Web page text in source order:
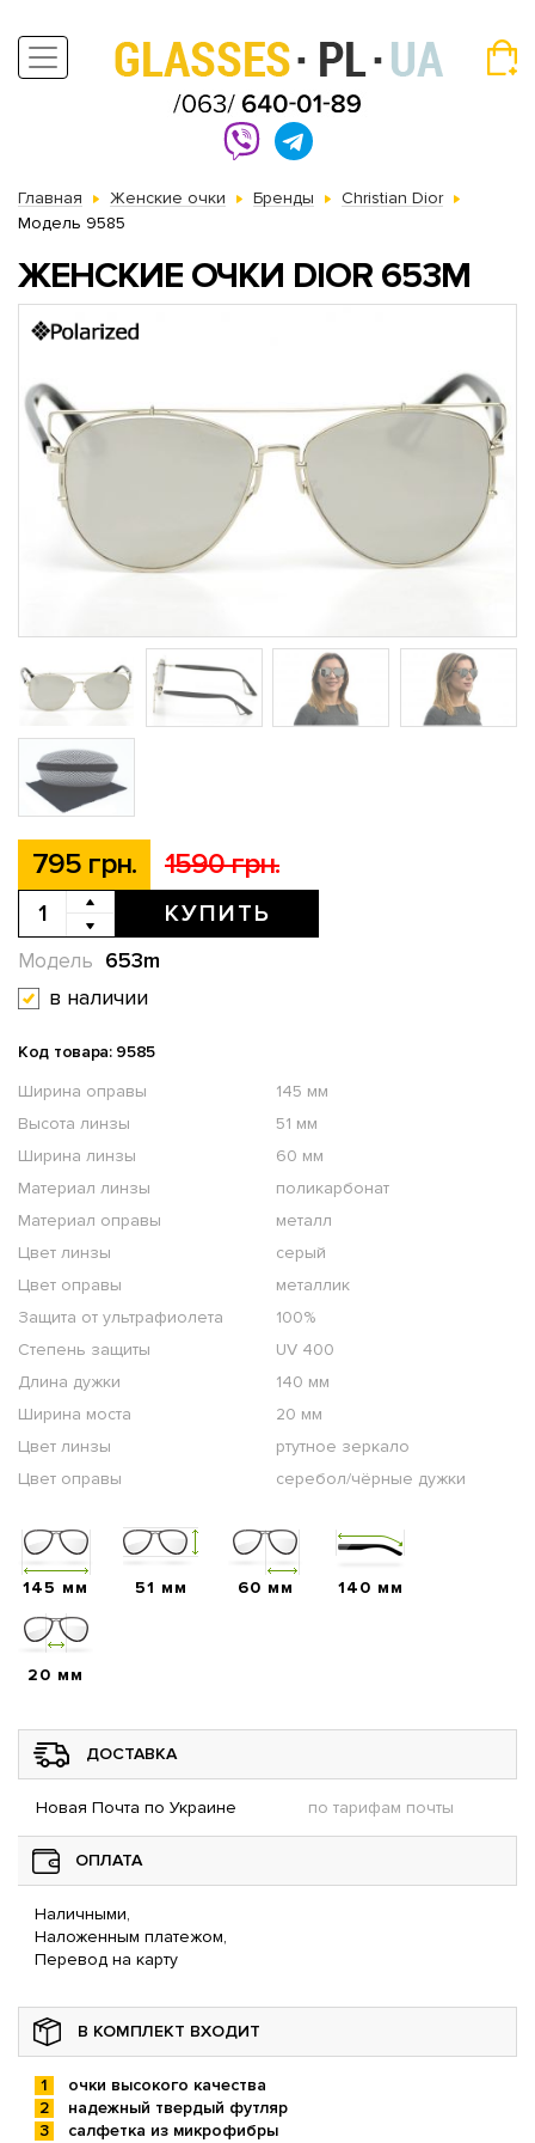
Главная Женские очки Бренды
Christian Dior
Модель 9585
ЖЕНСКИЕ ОЧКИ DIOR 653M
795 грн. 1590 грн.
КУПИТЬ
653m
Модель
в наличии
Код товара: 9585
Ширина оправы
145 мм
Высота линзы
51 мм
Ширина линзы
60 мм
Материал линзы
поликарбонат
Материал оправы
металл
Цвет линзы
серый
Цвет оправы
металлик
Защита от ультрафиолета
100%
Степень защиты
UV 400
Длина дужки
140 мм
Ширина моста
20 мм
Цвет линзы
ртутное зеркало
Цвет оправы
серебол/чёрные дужки
145 мм 51 мм 60 мм 140 мм
20 мм
ДОСТАВКА
Новая Почта по Украине по тарифам почты
ОПЛАТА
Наличными,
Наложенным платежом,
Перевод на карту
В КОМПЛЕКТ ВХОДИТ
очки высокого качества
надежный твердый футляр
салфетка из микрофибры